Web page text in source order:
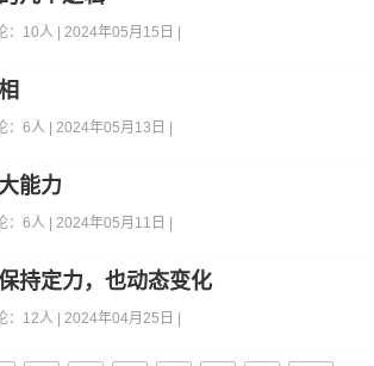
：10人 | 2024年05月15日 |
：6人 | 2024年05月13日 |
能力
：6人 | 2024年05月11日 |
持定力，也动态变化
：12人 | 2024年04月25日 |